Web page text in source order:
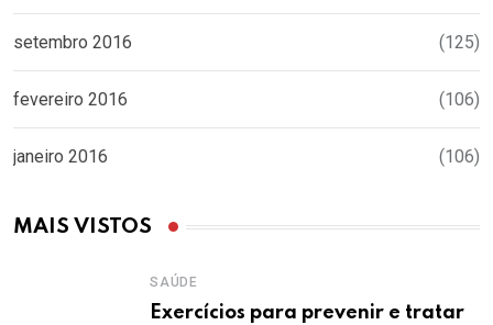
setembro 2016 (125)
fevereiro 2016 (106)
janeiro 2016 (106)
MAIS VISTOS
SAÚDE
Exercícios para prevenir e tratar